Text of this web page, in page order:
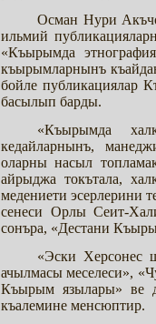
Осман Нури
ильмий
«Къырымда
къырымларнынъ
бойле публикациялар
басылып барды.
«Къырымда
кедайларнынъ,
оларны насыл
айрыджа токътала,
медениети эсерлерини
сенеси Орлы Сеит-
сонъра, «Дестани
«Эски Херсонес
ачылмасы меселеси»,
Къырым язылары» ве
къалемине менсюптир.